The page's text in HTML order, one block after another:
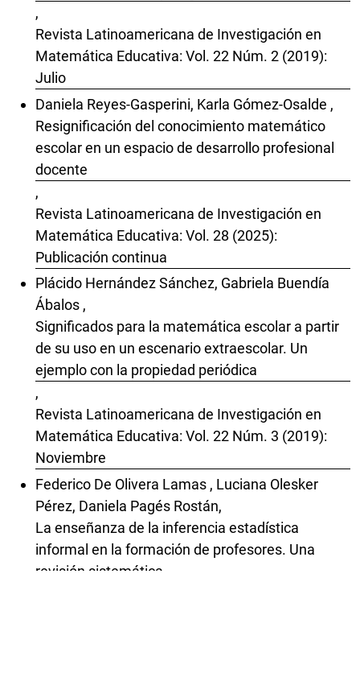
,
Revista Latinoamericana de Investigación en
Matemática Educativa: Vol. 22 Núm. 2 (2019):
Julio
Daniela Reyes-Gasperini, Karla Gómez-Osalde ,
Resignificación del conocimiento matemático
escolar en un espacio de desarrollo profesional
docente
,
Revista Latinoamericana de Investigación en
Matemática Educativa: Vol. 28 (2025):
Publicación continua
Plácido Hernández Sánchez, Gabriela Buendía
Ábalos ,
Significados para la matemática escolar a partir
de su uso en un escenario extraescolar. Un
ejemplo con la propiedad periódica
,
Revista Latinoamericana de Investigación en
Matemática Educativa: Vol. 22 Núm. 3 (2019):
Noviembre
Federico De Olivera Lamas , Luciana Olesker
Pérez, Daniela Pagés Rostán,
La enseñanza de la inferencia estadística
informal en la formación de profesores. Una
revisión sistemática